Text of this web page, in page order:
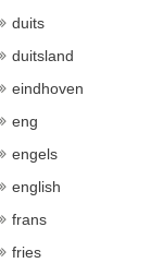
duits
duitsland
eindhoven
eng
engels
english
frans
fries